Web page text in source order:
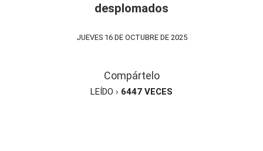
desplomados
JUEVES 16 DE OCTUBRE DE 2025
Compártelo
LEÍDO › 6447 VECES